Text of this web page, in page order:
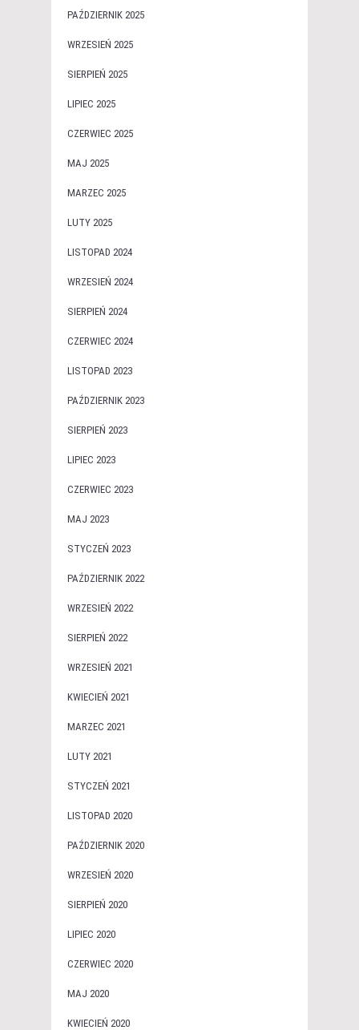
PAŹDZIERNIK 2025
WRZESIEŃ 2025
SIERPIEŃ 2025
LIPIEC 2025
CZERWIEC 2025
MAJ 2025
MARZEC 2025
LUTY 2025
LISTOPAD 2024
WRZESIEŃ 2024
SIERPIEŃ 2024
CZERWIEC 2024
LISTOPAD 2023
PAŹDZIERNIK 2023
SIERPIEŃ 2023
LIPIEC 2023
CZERWIEC 2023
MAJ 2023
STYCZEŃ 2023
PAŹDZIERNIK 2022
WRZESIEŃ 2022
SIERPIEŃ 2022
WRZESIEŃ 2021
KWIECIEŃ 2021
MARZEC 2021
LUTY 2021
STYCZEŃ 2021
LISTOPAD 2020
PAŹDZIERNIK 2020
WRZESIEŃ 2020
SIERPIEŃ 2020
LIPIEC 2020
CZERWIEC 2020
MAJ 2020
KWIECIEŃ 2020